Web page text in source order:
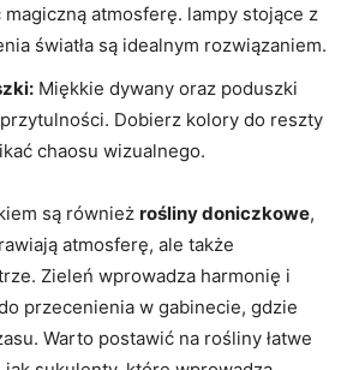
atmosferę. lampy stojące z
światła są idealnym rozwiązaniem.
Miękkie dywany oraz poduszki
Dobierz kolory do reszty
chaosu wizualnego.
są również rośliny doniczkowe,
atmosferę, ale także
Zieleń wprowadza harmonię i
przecenienia w gabinecie, gdzie
Warto postawić na rośliny łatwe